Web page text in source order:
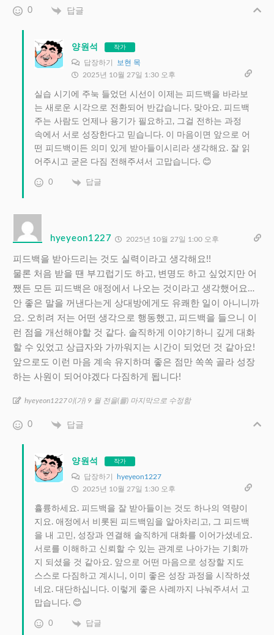
0 답글
양원석 작가
답장하기
보현 목
2025년 10월 27일 1:30 오후
실습 시기에 주눅 들었던 시선이 이제는 피드백을 바라보
는 새로운 시각으로 전환되어 반갑습니다. 맞아요. 피드백
주는 사람도 언제나 용기가 필요하고, 그걸 전하는 과정
속에서 서로 성장한다고 믿습니다. 이 마음이면 앞으로 어
떤 피드백이든 의미 있게 받아들이시리라 생각해요. 잘 읽
어주시고 굳은 다짐 전해주셔서 고맙습니다. 😊
0 답글
hyeyeon1227 2025년 10월 27일 1:00 오후
피드백을 받아드리는 것도 실력이라고 생각해요!!
물론 처음 받을 땐 부끄럽기도 하고, 변명도 하고 싶었지만 어
쨌든 모든 피드백은 애정에서 나오는 것이라고 생각했어요…
안 좋은 말을 꺼낸다는게 상대방에게도 유쾌한 일이 아니니까
요. 오히려 저는 어떤 생각으로 행동했고, 피드백을 들으니 이
런 점을 개선해야할 것 같다. 솔직하게 이야기하니 깊게 대화
할 수 있었고 상급자와 가까워지는 시간이 되었던 것 같아요!
앞으로도 이런 마음 계속 유지하며 좋은 점만 쏙쏙 골라 성장
하는 사원이 되어야겠다 다짐하게 됩니다!
hyeyeon1227이(가) 9 월 전을(를) 마지막으로 수정함
0 답글
양원석 작가
답장하기
hyeyeon1227
2025년 10월 27일 1:30 오후
휼륭하세요. 피드백을 잘 받아들이는 것도 하나의 역량이
지요. 애정에서 비롯된 피드백임을 알아차리고, 그 피드백
을 내 고민, 성장과 연결해 솔직하게 대화를 이어가셨네요.
서로를 이해하고 신뢰할 수 있는 관계로 나아가는 기회까
지 되셨을 것 같아요. 앞으로 어떤 마음으로 성장할 지도
스스로 다짐하고 계시니, 이미 좋은 성장 과정을 시작하셨
네요. 대단하십니다. 이렇게 좋은 사례까지 나눠주셔서 고
맙습니다. 😊
0 답글